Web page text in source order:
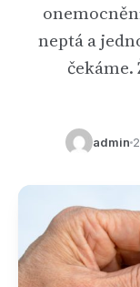
neptá a
čekáme.
admin